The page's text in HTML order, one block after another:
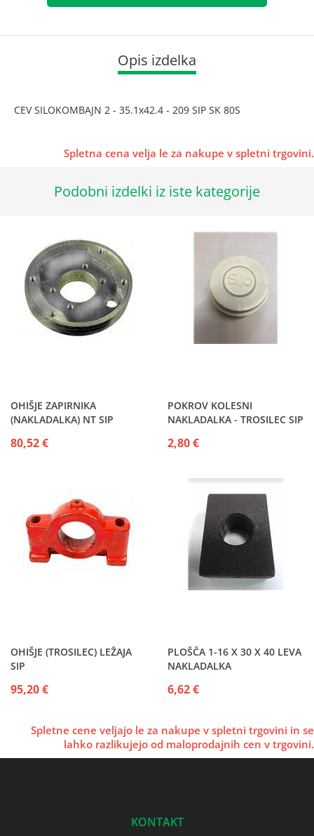
Opis izdelka
CEV SILOKOMBAJN 2 - 35.1x42.4 - 209 SIP SK 80S
Spletna cena velja le za nakupe v spletni trgovini.
Podobni izdelki iz iste kategorije
OHIŠJE ZAPIRNIKA
(NAKLADALKA) NT SIP
80,52 €
POKROV KOLESNI
NAKLADALKA - TROSILEC SIP
2,80 €
OHIŠJE (TROSILEC) LEŽAJA
SIP
95,20 €
PLOŠČA 1-16 X 30 X 40 LEVA
NAKLADALKA
6,62 €
Spletne cene veljajo le za nakupe v spletni trgovini in se
lahko razlikujejo od maloprodajnih cen v trgovini.
KONTAKT